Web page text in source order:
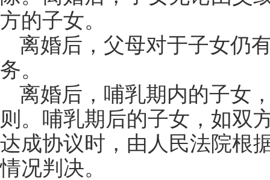
方的子女。
离婚后，父母对于子女仍
务。
离婚后，哺乳期内的子女
则。哺乳期后的子女，如双
达成协议时，由人民法院根
情况判决。